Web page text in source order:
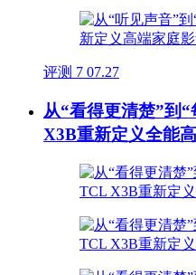
评测 7 07.27
从“看得更清楚”到
X3B重新定义全能